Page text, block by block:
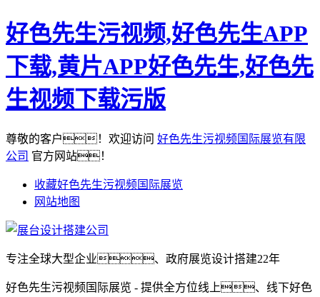
好色先生污视频,好色先生APP
下载,黄片APP好色先生,好色先
生视频下载污版
尊敬的客户！欢迎访问 好色先生污视频国际展览有限
公司 官方网站！
收藏好色先生污视频国际展览
网站地图
专注全球大型企业、政府展览设计搭建22年
好色先生污视频国际展览 - 提供全方位线上、线下好色